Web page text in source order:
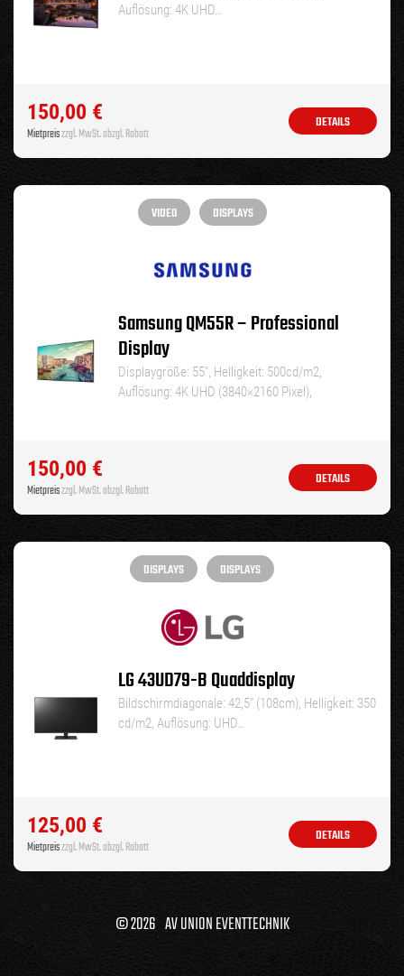
Auflösung: 4K UHD…
150,00 €
Mietpreiszzgl. MwSt. abzgl. Rabatt
DETAILS
VIDEO DISPLAYS
Samsung QM55R – Professional
Display
Displaygröße: 55″, Helligkeit: 500cd/m2,
Auflösung: 4K UHD (3840×2160 Pixel),
150,00 €
Mietpreiszzgl. MwSt. abzgl. Rabatt
DETAILS
DISPLAYS DISPLAYS
LG 43UD79-B Quaddisplay
Bildschirmdiagonale: 42,5″ (108cm), Helligkeit: 350
cd/m2, Auflösung: UHD…
125,00 €
Mietpreiszzgl. MwSt. abzgl. Rabatt
DETAILS
© 2026 AV UNION EVENTTECHNIK